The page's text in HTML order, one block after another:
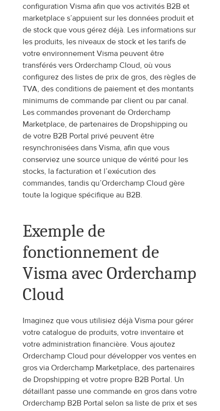
configuration Visma afin que vos activités B2B et
marketplace s’appuient sur les données produit et
de stock que vous gérez déjà. Les informations sur
les produits, les niveaux de stock et les tarifs de
votre environnement Visma peuvent être
transférés vers Orderchamp Cloud, où vous
configurez des listes de prix de gros, des règles de
TVA, des conditions de paiement et des montants
minimums de commande par client ou par canal.
Les commandes provenant de Orderchamp
Marketplace, de partenaires de Dropshipping ou
de votre B2B Portal privé peuvent être
resynchronisées dans Visma, afin que vous
conserviez une source unique de vérité pour les
stocks, la facturation et l’exécution des
commandes, tandis qu’Orderchamp Cloud gère
toute la logique spécifique au B2B.
Exemple de
fonctionnement de
Visma avec Orderchamp
Cloud
Imaginez que vous utilisiez déjà Visma pour gérer
votre catalogue de produits, votre inventaire et
votre administration financière. Vous ajoutez
Orderchamp Cloud pour développer vos ventes en
gros via Orderchamp Marketplace, des partenaires
de Dropshipping et votre propre B2B Portal. Un
détaillant passe une commande en gros dans votre
Orderchamp B2B Portal selon sa liste de prix et ses